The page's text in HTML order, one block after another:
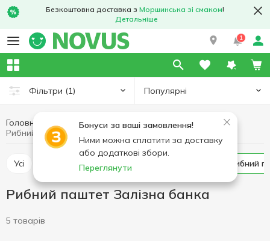
Безкоштовна доставка з Моршинська зі смаком!
Детальніше
1
Фільтри (1) Популярні
Бонуси за ваші замовлення!
Ними можна сплатити за доставку
або додаткові збори.
Переглянути
Головна Консерви Паштет
Рибний паштет
Усі М'ясний паштет Рибний
Рибний паштет Залізна банка
5 товарів